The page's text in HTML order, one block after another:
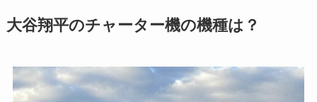
大谷翔平のチャーター機の機種は？